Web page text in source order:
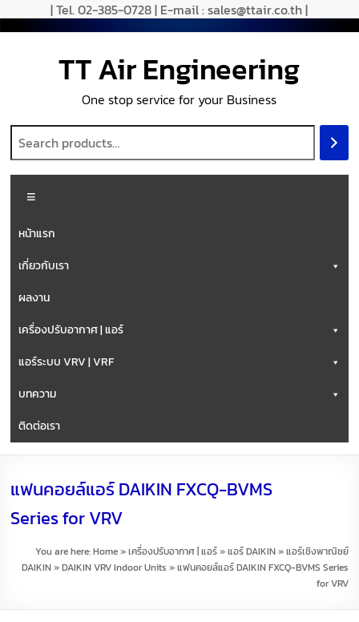
| Tel. 02-385-0728 | E-mail : sales@ttair.co.th |
TT Air Engineering
One stop service for your Business
หน้าแรก
เกี่ยวกับเรา
ผลงาน
เครื่องปรับอากาศ | แอร์
แอร์ระบบ VRV | VRF
บทความ
ติดต่อเรา
แฟนคอยล์แอร์ DAIKIN FXCQ-BVMS
Series for VRV
You are here:Home»เครื่องปรับอากาศ | แอร์»แอร์ DAIKIN»แอร์เชิงพาณิชย์
DAIKIN»DAIKIN VRV Indoor Units »แฟนคอยล์แอร์ DAIKIN FXCQ-BVMS Series
for VRV